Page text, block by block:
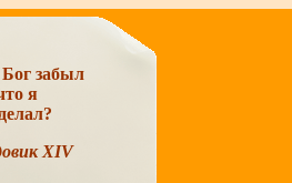
забыл
я
XIV